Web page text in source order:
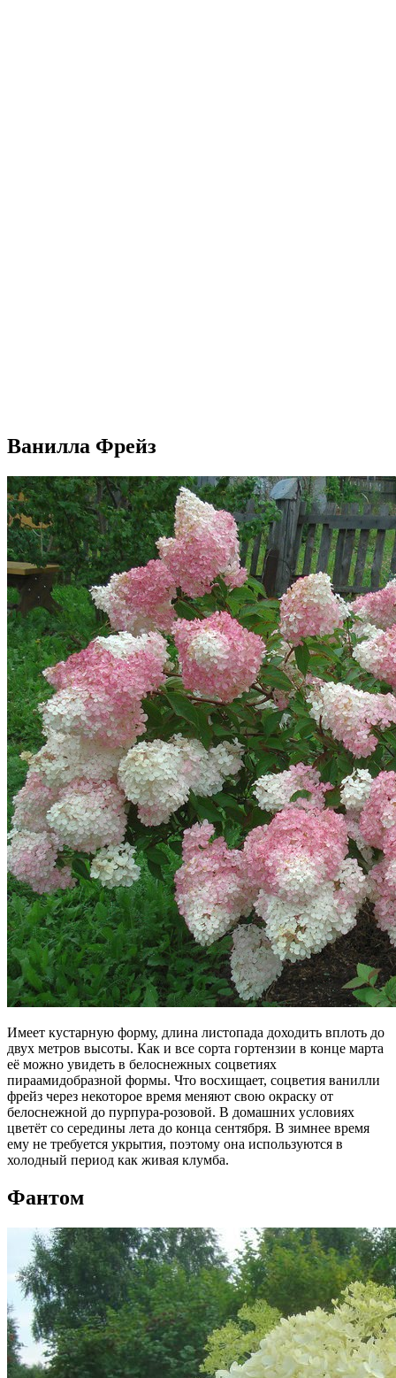
Ванилла Фрейз
Имеет кустарную форму, длина листопада доходить вплоть до
двух метров высоты. Как и все сорта гортензии в конце марта
её можно увидеть в белоснежных соцветиях
пираамидобразной формы. Что восхищает, соцветия ванилли
фрейз через некоторое время меняют свою окраску от
белоснежной до пурпура-розовой. В домашних условиях
цветёт со середины лета до конца сентября. В зимнее время
ему не требуется укрытия, поэтому она используются в
холодный период как живая клумба.
Фантом